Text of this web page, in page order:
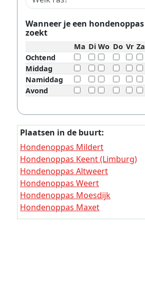
Wanneer je een hondenoppas
zoekt
Ma Di Wo Do Vr Za
Ochtend
Middag
Namiddag
Avond
Plaatsen in de buurt:
Hondenoppas Mildert
Hondenoppas Keent (Limburg)
Hondenoppas Altweert
Hondenoppas Weert
Hondenoppas Moesdijk
Hondenoppas Maxet
Hondenoppas Leveroy